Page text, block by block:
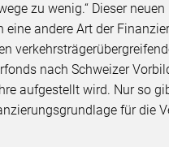
zu wenig.“ Dieser
eine andere Art der
nach Schweizer
aufgestellt wird. Nur so
für die